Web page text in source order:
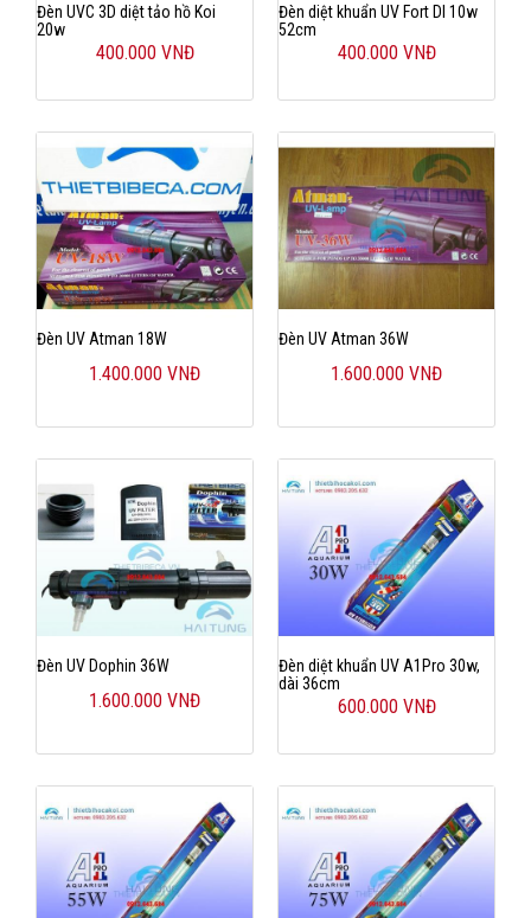
Đèn UVC 3D diệt tảo hồ Koi
20w
400.000 VNĐ
Đèn diệt khuẩn UV Fort DI 10w
52cm
400.000 VNĐ
Đèn UV Atman 18W
1.400.000 VNĐ
Đèn UV Atman 36W
1.600.000 VNĐ
Đèn UV Dophin 36W
1.600.000 VNĐ
Đèn diệt khuẩn UV A1Pro 30w,
dài 36cm
600.000 VNĐ